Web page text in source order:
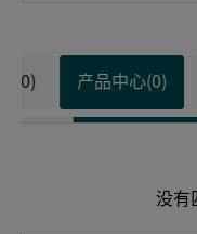
服务支持
(0) 产品中心(0)
没有